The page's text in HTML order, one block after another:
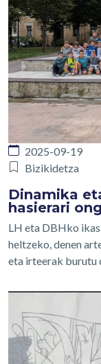
2025-09-19
Bizikidetza
Dinamika
hasierari
LH eta DBHko
heltzeko, denen
eta irteerak burutu